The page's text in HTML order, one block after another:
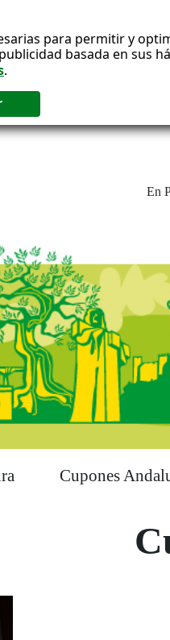
para permitir y
basada en sus
.
En
Cupones